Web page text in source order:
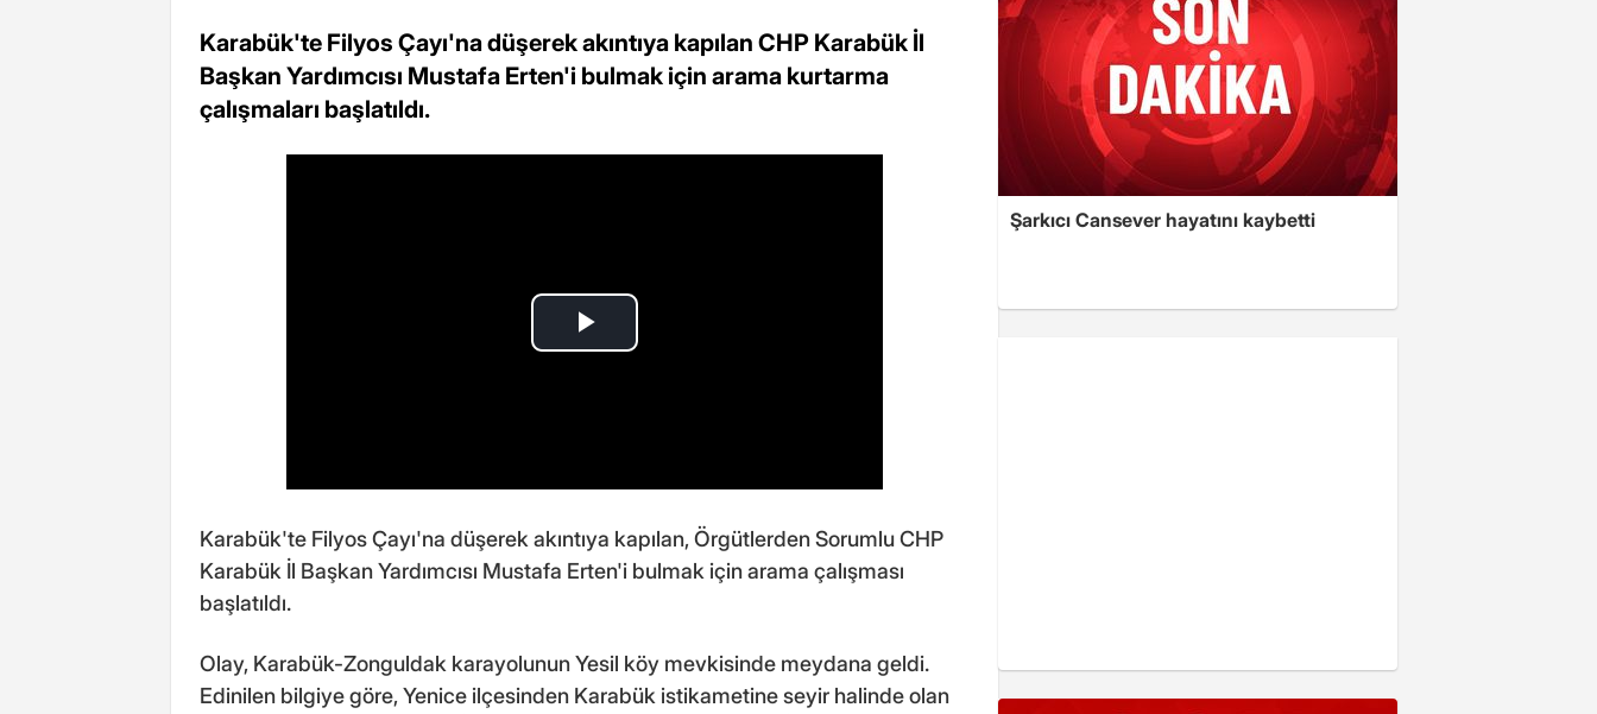
Karabük'te Filyos Çayı'na düşerek akıntıya kapılan CHP Karabük İl
Başkan Yardımcısı Mustafa Erten'i bulmak için arama kurtarma
çalışmaları başlatıldı.
Karabük'te Filyos Çayı'na düşerek akıntıya kapılan, Örgütlerden Sorumlu CHP
Karabük İl Başkan Yardımcısı Mustafa Erten'i bulmak için arama çalışması
başlatıldı.
Olay, Karabük-Zonguldak karayolunun Yesil köy mevkisinde meydana geldi.
Edinilen bilgiye göre, Yenice ilçesinden Karabük istikametine seyir halinde olan
Şarkıcı Cansever hayatını kaybetti